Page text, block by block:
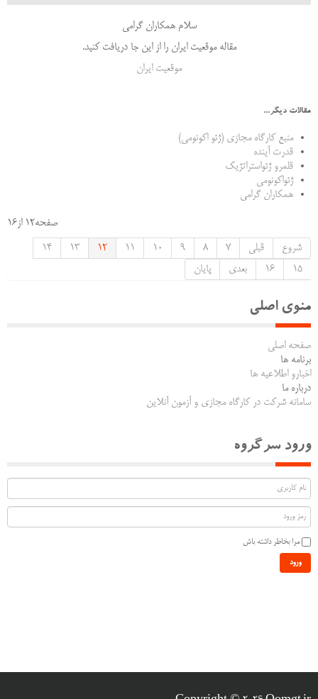
سلام همکاران گرامی
مقاله موقعیت ایران را از این جا دریافت کنید.
موقعیت ایران
مقالات دیگر...
منبع کارگاه مجازی (ژئو اکونومی)
قدرت آینده
قلمرو ژئواستراتژیک
ژئواکونومی
همکاران گرامی
صفحه12 از16
شروع
قبلی 7
8
9
10
11
12
13
14
15
16 بعدی پایان
منوی اصلی
صفحه اصلی
برنامه ها
اخبارو اطلاعیه ها
درباره ما
سامانه شرکت در کارگاه مجازی و آزمون آنلاین
ورود سرگروه
مرا بخاطر داشته باش
ورود